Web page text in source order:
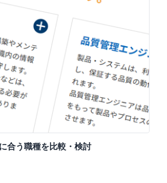
合う職種を比較・検討